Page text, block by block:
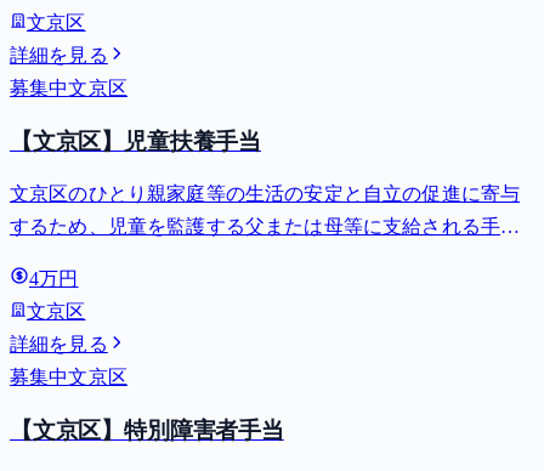
文京区
詳細を見る
募集中文京区
【文京区】児童扶養手当
文京区のひとり親家庭等の生活の安定と自立の促進に寄与
するため、児童を監護する父または母等に支給される手
4万円
文京区
詳細を見る
募集中文京区
【文京区】特別障害者手当